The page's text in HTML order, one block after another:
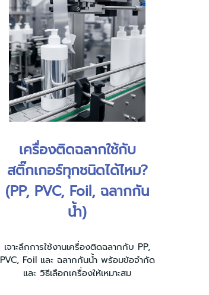
เครื่องติดฉลากใช้กับ
สติ๊กเกอร์ทุกชนิดได้ไหม?
(PP, PVC, Foil, ฉลากกัน
น้ำ)
เจาะลึกการใช้งานเครื่องติดฉลากกับ PP,
PVC, Foil และ ฉลากกันน้ำ พร้อมข้อจำกัด
และ วิธีเลือกเครื่องให้เหมาะสม